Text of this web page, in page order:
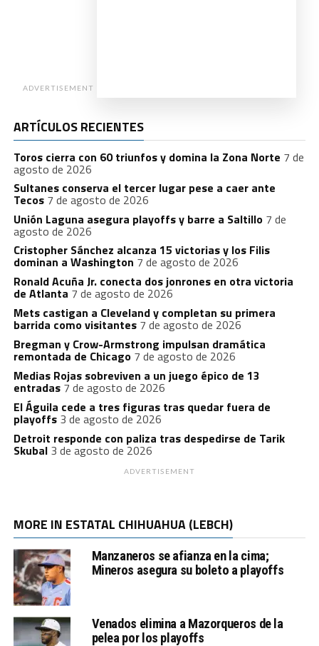
ADVERTISEMENT
ARTÍCULOS RECIENTES
Toros cierra con 60 triunfos y domina la Zona Norte 7 de
agosto de 2026
Sultanes conserva el tercer lugar pese a caer ante
Tecos 7 de agosto de 2026
Unión Laguna asegura playoffs y barre a Saltillo 7 de
agosto de 2026
Cristopher Sánchez alcanza 15 victorias y los Filis
dominan a Washington 7 de agosto de 2026
Ronald Acuña Jr. conecta dos jonrones en otra victoria
de Atlanta 7 de agosto de 2026
Mets castigan a Cleveland y completan su primera
barrida como visitantes 7 de agosto de 2026
Bregman y Crow-Armstrong impulsan dramática
remontada de Chicago 7 de agosto de 2026
Medias Rojas sobreviven a un juego épico de 13
entradas 7 de agosto de 2026
El Águila cede a tres figuras tras quedar fuera de
playoffs 3 de agosto de 2026
Detroit responde con paliza tras despedirse de Tarik
Skubal 3 de agosto de 2026
ADVERTISEMENT
MORE IN ESTATAL CHIHUAHUA (LEBCH)
Manzaneros se afianza en la cima;
Mineros asegura su boleto a playoffs
Venados elimina a Mazorqueros de la
pelea por los playoffs